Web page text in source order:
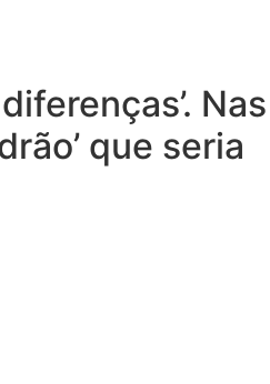
Nas
que seria